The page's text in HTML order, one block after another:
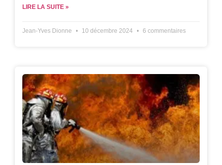
LIRE LA SUITE »
Jean-Yves Dionne 10 décembre 2024 6 commentaires